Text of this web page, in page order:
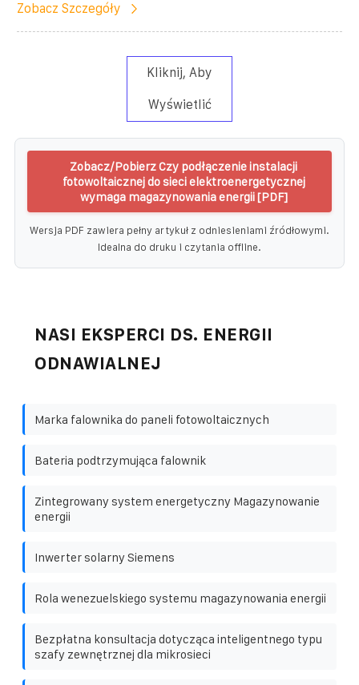
Zobacz Szczegóły
Kliknij, Aby
Wyświetlić
Zobacz/Pobierz Czy podłączenie instalacji
fotowoltaicznej do sieci elektroenergetycznej
wymaga magazynowania energii [PDF]
Wersja PDF zawiera pełny artykuł z odniesieniami źródłowymi.
Idealna do druku i czytania offline.
NASI EKSPERCI DS. ENERGII
ODNAWIALNEJ
Marka falownika do paneli fotowoltaicznych
Bateria podtrzymująca falownik
Zintegrowany system energetyczny Magazynowanie
energii
Inwerter solarny Siemens
Rola wenezuelskiego systemu magazynowania energii
Bezpłatna konsultacja dotycząca inteligentnego typu
szafy zewnętrznej dla mikrosieci